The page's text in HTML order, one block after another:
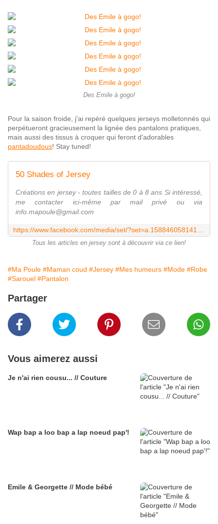
Des Emile à gogo!
Pour la saison froide, j'ai repéré quelques jerseys molletonnés qui
perpétueront gracieusement la lignée des pantalons pratiques,
mais aussi des tissus à croquer qui feront d'adorables
pantadoudous! Stay tuned!
50 Shades of Jersey
Créations en jersey - toutes tailles de 0 à 8 ans Si intéressé,
me contacter ici-même par mail privé ou via
info.mapoule@gmail.com
Tous les articles en jersey sont à découvrir via ce lien!
#Ma Poule #Maman coud #Jersey #Mes humeurs #Mode #Robe
#Sarouel #Pantalon
Partager
Vous aimerez aussi
Je n'ai rien cousu... // Couture
Wap bap a loo bap a lap noeud pap'!
Emile & Georgette // Mode bébé